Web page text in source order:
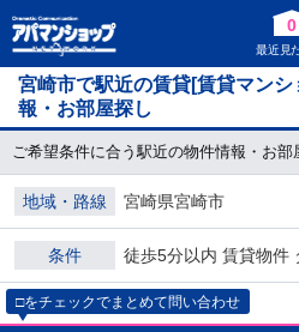
0
最近見
宮崎市で駅近の賃貸[賃貸マン
報・お部屋探し
ご希望条件に合う駅近の物件情報・お部
地域・路線 宮崎県宮崎市
条件 徒歩5分以内 賃貸物件
□をチェックでまとめて問い合わせ